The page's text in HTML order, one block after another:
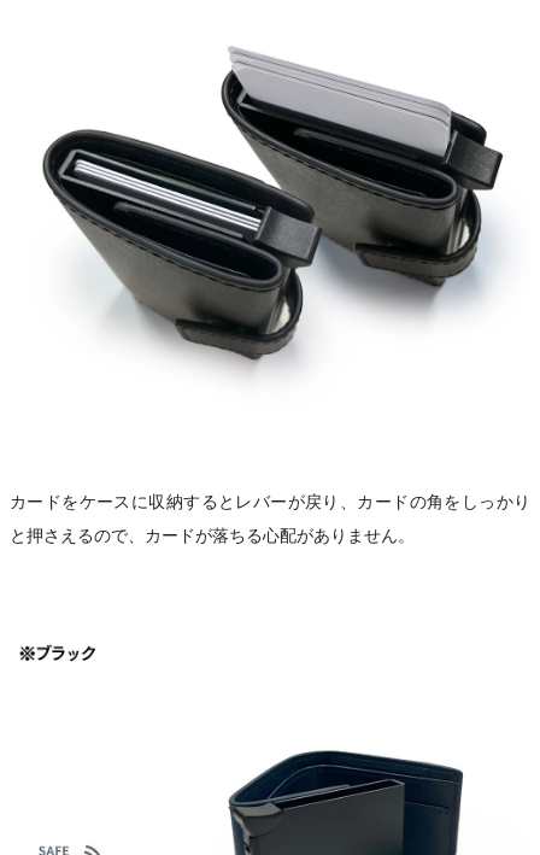
カードをケースに収納するとレバーが戻り、カードの角をしっかり
と押さえるので、カードが落ちる心配がありません。